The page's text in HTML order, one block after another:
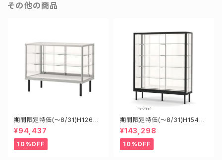
その他の商品
期間限定特価(～8/31)H12600
S W1200D600H900mm 新
型業務用ガラスケース ショーケ
ース
¥94,437
10%OFF
期間限定特価(～8/31)H15455
B W1500D450H1500mm 新
型業務用ガラスケース ショーケ
ース
¥143,298
10%OFF